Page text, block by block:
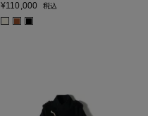
¥110,000 税込